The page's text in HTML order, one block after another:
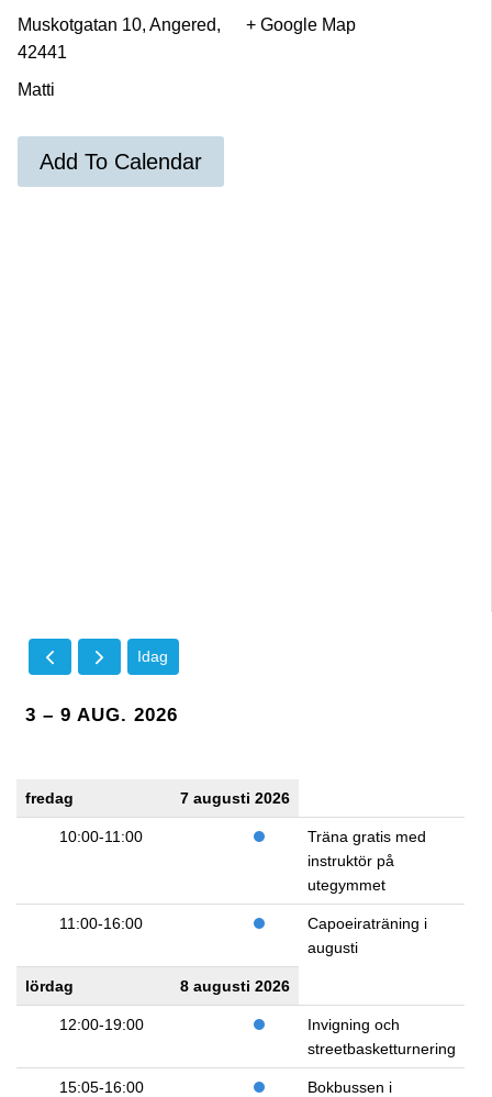
Muskotgatan 10, Angered,
42441
+ Google Map
Matti
Add To Calendar
Idag
3 – 9 AUG. 2026
fredag 7 augusti 2026
10:00-11:00
Träna gratis med
instruktör på
utegymmet
11:00-16:00
Capoeiraträning i
augusti
lördag 8 augusti 2026
12:00-19:00
Invigning och
streetbasketturnering
15:05-16:00
Bokbussen i